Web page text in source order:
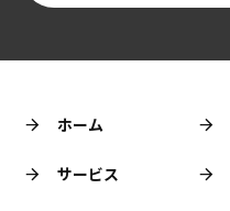
ホーム
サービス